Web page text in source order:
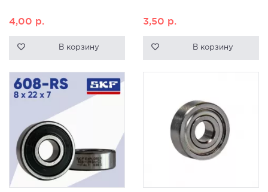
4,00 р.
В корзину
3,50 р.
В корзину